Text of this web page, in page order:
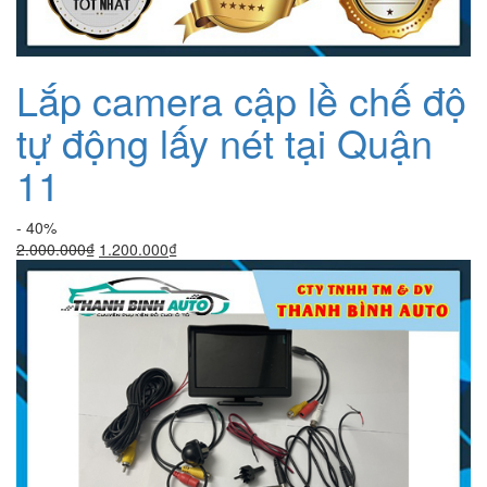
Lắp camera cập lề chế độ
tự động lấy nét tại Quận
11
- 40%
2.000.000₫ Giá
gốc
là:
2.000.000₫.
1.200.000₫Giá
hiện
tại
là:
1.200.000₫.